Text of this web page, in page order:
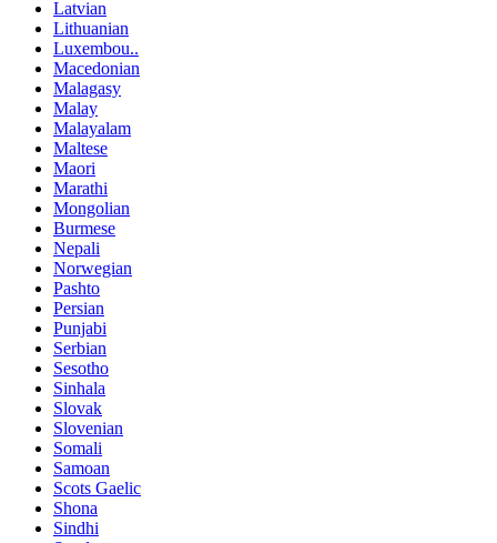
Latvian
Lithuanian
Luxembou..
Macedonian
Malagasy
Malay
Malayalam
Maltese
Maori
Marathi
Mongolian
Burmese
Nepali
Norwegian
Pashto
Persian
Punjabi
Serbian
Sesotho
Sinhala
Slovak
Slovenian
Somali
Samoan
Scots Gaelic
Shona
Sindhi